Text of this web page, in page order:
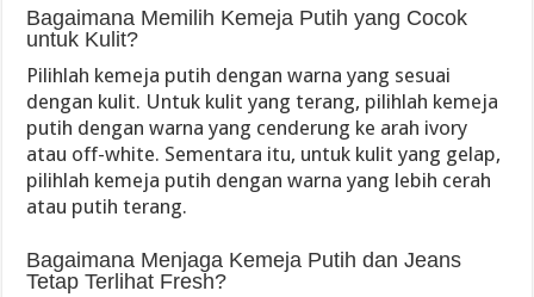
Bagaimana Memilih Kemeja Putih yang Cocok
untuk Kulit?
Pilihlah kemeja putih dengan warna yang sesuai
dengan kulit. Untuk kulit yang terang, pilihlah kemeja
putih dengan warna yang cenderung ke arah ivory
atau off-white. Sementara itu, untuk kulit yang gelap,
pilihlah kemeja putih dengan warna yang lebih cerah
atau putih terang.
Bagaimana Menjaga Kemeja Putih dan Jeans
Tetap Terlihat Fresh?